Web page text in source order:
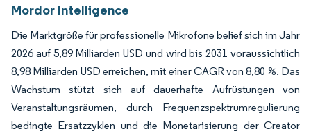
Mordor Intelligence
Die Marktgröße für professionelle Mikrofone belief sich im Jahr
2026 auf 5,89 Milliarden USD und wird bis 2031 voraussichtlich
8,98 Milliarden USD erreichen, mit einer CAGR von 8,80 %. Das
Wachstum stützt sich auf dauerhafte Aufrüstungen von
Veranstaltungsräumen, durch Frequenzspektrumregulierung
bedingte Ersatzzyklen und die Monetarisierung der Creator